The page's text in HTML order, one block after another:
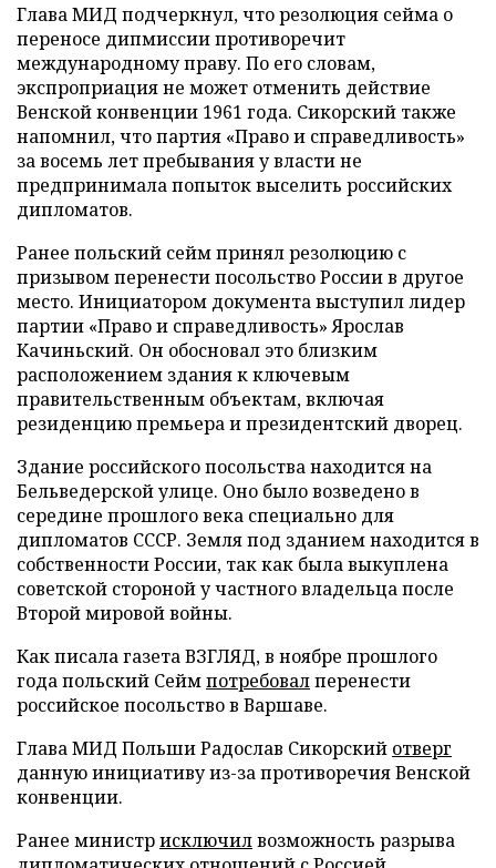
Глава МИД подчеркнул, что резолюция сейма о
переносе дипмиссии противоречит
международному праву. По его словам,
экспроприация не может отменить действие
Венской конвенции 1961 года. Сикорский также
напомнил, что партия «Право и справедливость»
за восемь лет пребывания у власти не
предпринимала попыток выселить российских
дипломатов.
Ранее польский сейм принял резолюцию с
призывом перенести посольство России в другое
место. Инициатором документа выступил лидер
партии «Право и справедливость» Ярослав
Качиньский. Он обосновал это близким
расположением здания к ключевым
правительственным объектам, включая
резиденцию премьера и президентский дворец.
Здание российского посольства находится на
Бельведерской улице. Оно было возведено в
середине прошлого века специально для
дипломатов СССР. Земля под зданием находится в
собственности России, так как была выкуплена
советской стороной у частного владельца после
Второй мировой войны.
Как писала газета ВЗГЛЯД, в ноябре прошлого
года польский Сеймпотребовалперенести
российское посольство в Варшаве.
Глава МИД Польши Радослав Сикорский отверг
данную инициативу из-за противоречия Венской
конвенции.
Ранее министрисключилвозможность разрыва